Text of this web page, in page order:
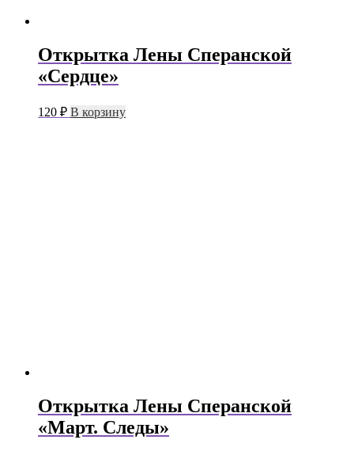
Открытка Лены Сперанской
«Сердце»
120 ₽ В корзину
Открытка Лены Сперанской
«Март. Следы»